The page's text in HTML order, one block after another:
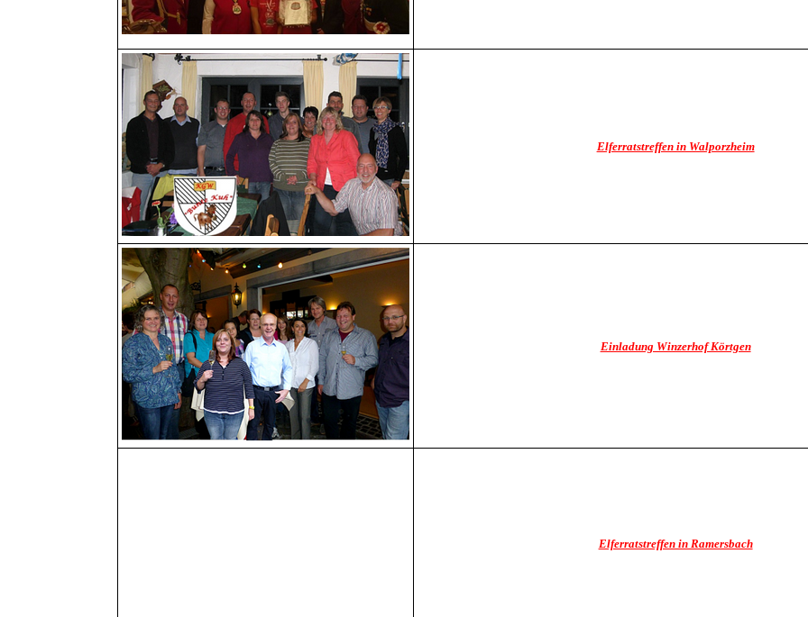
Elferratstreffen in Walporzheim
Einladung Winzerhof Körtgen
Elferratstreffen in Ramersbach